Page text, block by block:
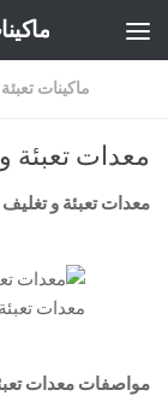
ماكينات
معدات تعبئة
معدات تعبئة و تغليف قمح
معدات
مواصفات معدات